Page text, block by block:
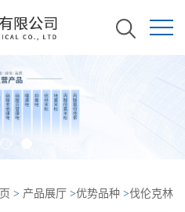
> 产品展厅 >优势品种 >伐伦克林